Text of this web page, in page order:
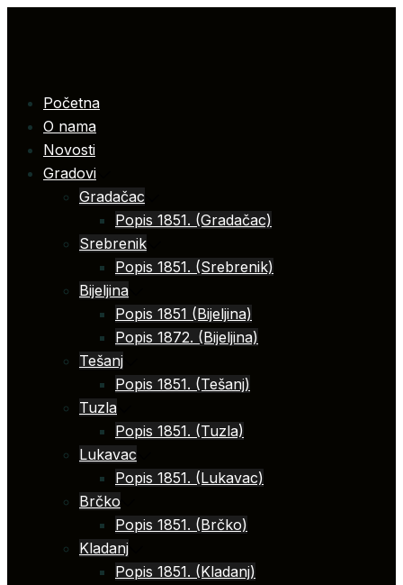
Početna
O nama
Novosti
Gradovi
Gradačac
Popis 1851. (Gradačac)
Srebrenik
Popis 1851. (Srebrenik)
Bijeljina
Popis 1851 (Bijeljina)
Popis 1872. (Bijeljina)
Tešanj
Popis 1851. (Tešanj)
Tuzla
Popis 1851. (Tuzla)
Lukavac
Popis 1851. (Lukavac)
Brčko
Popis 1851. (Brčko)
Kladanj
Popis 1851. (Kladanj)